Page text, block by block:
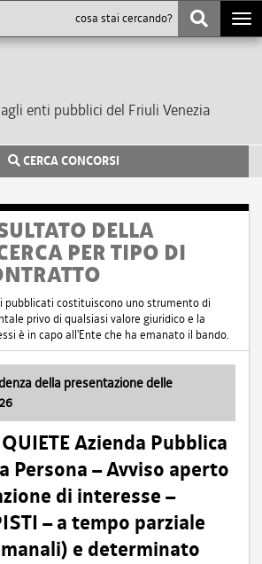
enti pubblici del Friuli Venezia
CERCA CONCORSI
DELLA
PER TIPO DI
pubblicati costituiscono uno strumento di
privo di qualsiasi valore giuridico e la
è in capo all'Ente che ha emanato il bando.
della presentazione delle
Azienda Pubblica
Persona – Avviso aperto
di interesse –
– a tempo parziale
e determinato